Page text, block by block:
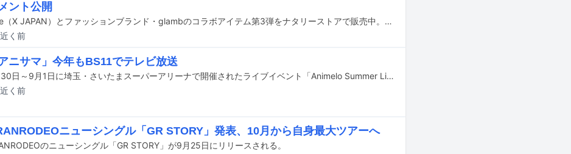
ント公開
hide（X JAPAN）とファッションブランド・glambのコラボアイテム第3弾をナタリーストアで販売中。これを記念して、hideとゆかりのあるアーティストやhideを愛する著名人からのコメントが商品の特集ページで公開した。
く 前
アニサマ」今年もBS11でテレビ放送
8月30日～9月1日に埼玉・さいたまスーパーアリーナで開催されたライブイベント「Animelo Summer Live 2024 -Stargazer-」の模様が、今冬にBS11にて独占放送される。
く 前
ニューシングル「GR STORY」発表、10月から自身最大ツアーへ
のニューシングル「GR STORY」が9月25日にリリースされる。